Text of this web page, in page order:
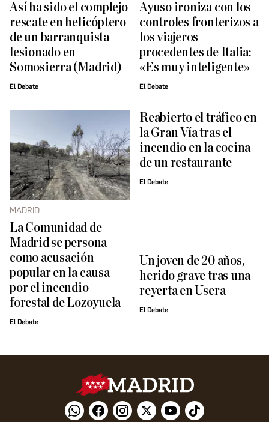
Así ha sido el complejo
rescate en helicóptero
de un barranquista
lesionado en
Somosierra (Madrid)
El Debate
Ayuso ironiza con los
controles fronterizos a
los viajeros
procedentes de Italia:
«Es muy inteligente»
El Debate
MADRID
La Comunidad de
Madrid se persona
como acusación
popular en la causa
por el incendio
forestal de Lozoyuela
El Debate
Reabierto el tráfico en
la Gran Vía tras el
incendio en la cocina
de un restaurante
El Debate
Un joven de 20 años,
herido grave tras una
reyerta en Usera
El Debate